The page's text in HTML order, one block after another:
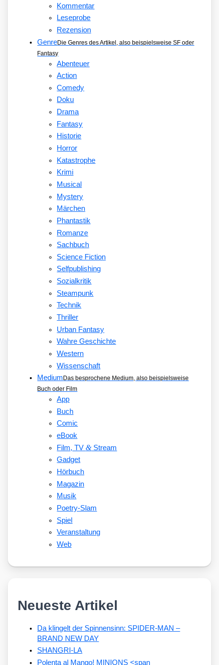
Kommentar
Leseprobe
Rezension
GenreDie Genres des Artikel, also beispielsweise SF oder
Fantasy
Abenteuer
Action
Comedy
Doku
Drama
Fantasy
Historie
Horror
Katastrophe
Krimi
Musical
Mystery
Märchen
Phantastik
Romanze
Sachbuch
Science Fiction
Selfpublishing
Sozialkritik
Steampunk
Technik
Thriller
Urban Fantasy
Wahre Geschichte
Western
Wissenschaft
Medium Das besprochene Medium, also beispielsweise
Buch oder Film
App
Buch
Comic
eBook
Film, TV&Stream
Gadget
Hörbuch
Magazin
Musik
Poetry-Slam
Spiel
Veranstaltung
Web
Neueste Artikel
Da klingelt der Spinnensinn: SPIDER-MAN –
BRAND NEW DAY
SHANGRI-LA
Polenta al Mango! MINIONS <span